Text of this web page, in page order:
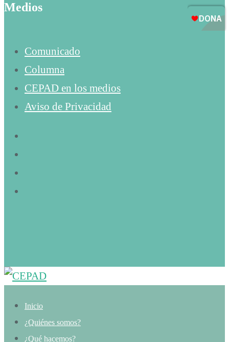
Medios
Comunicado
Columna
CEPAD en los medios
Aviso de Privacidad
Inicio
¿Quiénes somos?
¿Qué hacemos?